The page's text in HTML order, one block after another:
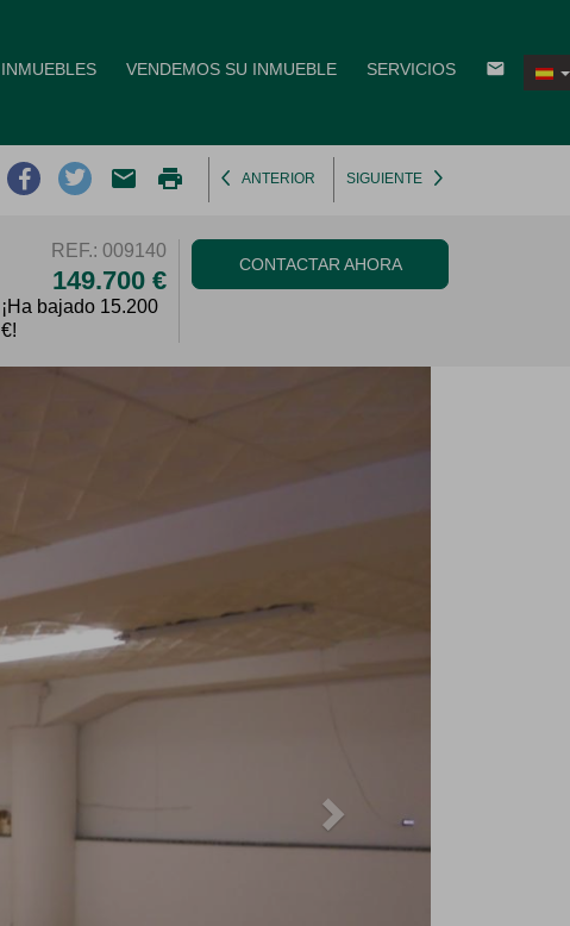
VENDEMOS SU INMUEBLE SERVICIOS email
email print ANTERIOR SIGUIENTE
REF.: 009140
149.700 €
¡Ha bajado 15.200
€!
CONTACTAR AHORA